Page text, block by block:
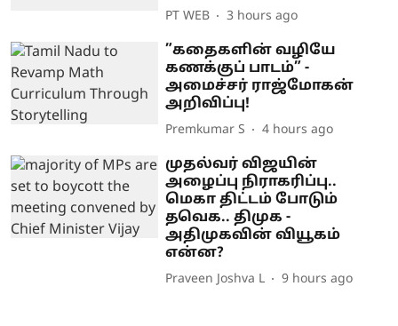
PT WEB 3 hours ago
”கதைகளின் வழியே
கணக்குப் பாடம்” -
அமைச்சர் ராஜ்மோகன்
அறிவிப்பு!
Premkumar S 4 hours ago
முதல்வர் விஜயின்
அழைப்பு நிராகரிப்பு..
மெகா திட்டம் போடும்
தவெக.. திமுக -
அதிமுகவின் வியூகம்
என்ன?
Praveen Joshva L 9 hours ago